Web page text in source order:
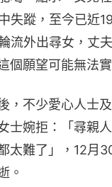
失蹤，至今已近
流外出尋女，丈
個願望可能無法
，不少愛心人士
士婉拒：「尋親
太難了」，12月
。